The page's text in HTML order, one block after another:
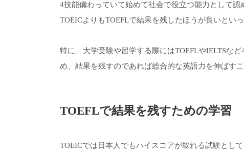
4技能備わっていて始めて社会で役立つ能力として認
TOEICよりもTOEFLで結果を残したほうが良いとい
特に、大学受験や留学する際にはTOEFLやIELTSな
め、結果を残すのであれば総合的な英語力を伸ばすこ
TOEFLで結果を残すための学習
TOEICでは日本人でもハイスコアが取れる試験とし